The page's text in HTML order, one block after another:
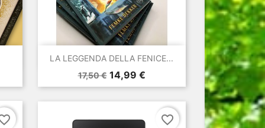
LA LEGGENDA DELLA FENICE...
Prezzo
base
17,50 € Prezzo
14,99 €
Anteprima
favorite_border